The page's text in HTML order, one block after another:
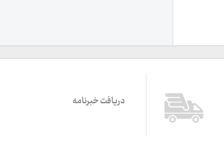
دریافت خبرنامه